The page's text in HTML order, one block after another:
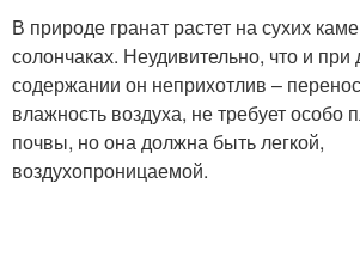
В природе гранат растет на сухих
солончаках. Неудивительно, что и
содержании он неприхотлив –
влажность воздуха, не требует особо
почвы, но она должна быть легкой,
воздухопроницаемой.